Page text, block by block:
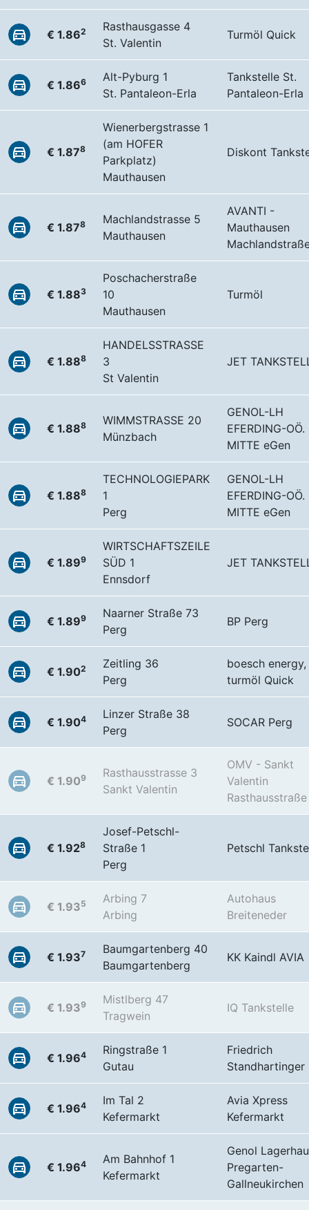
€ 1.862
Rasthausgasse 4
St. Valentin
Turmöl Quick
€ 1.866
Alt-Pyburg 1
St. Pantaleon-Erla
Tankstelle St.
Pantaleon-Erla
€ 1.878
Wienerbergstrasse 1
(am HOFER
Parkplatz)
Mauthausen
Diskont
€ 1.878
Machlandstrasse 5
Mauthausen
AVANTI -
Mauthausen
€ 1.883
Poschacherstraße
10
Mauthausen
Turmöl
€ 1.888
HANDELSSTRASSE
3
St Valentin
JET
€ 1.888
WIMMSTRASSE 20
Münzbach
GENOL-LH
EFERDING-OÖ.
MITTE eGen
€ 1.888
TECHNOLOGIEPARK
1
Perg
GENOL-LH
EFERDING-OÖ.
MITTE eGen
€ 1.899
WIRTSCHAFTSZEILE
SÜD 1
Ennsdorf
JET
€ 1.899
Naarner Straße 73
Perg
BP Perg
€ 1.902
Zeitling 36
Perg
boesch energy,
turmöl Quick
€ 1.904
Linzer Straße 38
Perg
SOCAR Perg
€ 1.909
Rasthausstrasse 3
Sankt Valentin
OMV - Sankt
Valentin
€ 1.928
Josef-Petschl-
Straße 1
Perg
Petschl
€ 1.935
Arbing 7
Arbing
Autohaus
Breiteneder
€ 1.937
Baumgartenberg 40
Baumgartenberg
KK Kaindl AVIA
€ 1.939
Mistlberg 47
Tragwein
IQ Tankstelle
€ 1.964
Ringstraße 1
Gutau
Friedrich
Standhartinger
€ 1.964
Im Tal 2
Kefermarkt
Avia Xpress
Kefermarkt
€ 1.964
Am Bahnhof 1
Kefermarkt
Genol
Pregarten-
Gallneukirchen